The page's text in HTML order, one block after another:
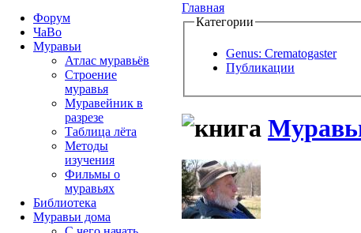
Главная
Категории
Genus: Crematogaster
Публикации
Форум
ЧаВо
Муравьи
Атлас муравьёв
Строение
муравья
Муравейник в
разрезе
Таблица лёта
Методы
изучения
Фильмы о
муравьях
Библиотека
Муравьи дома